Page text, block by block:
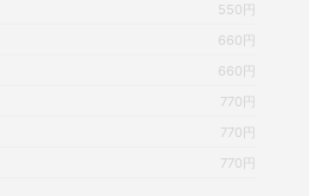
550円
660円
660円
770円
770円
770円